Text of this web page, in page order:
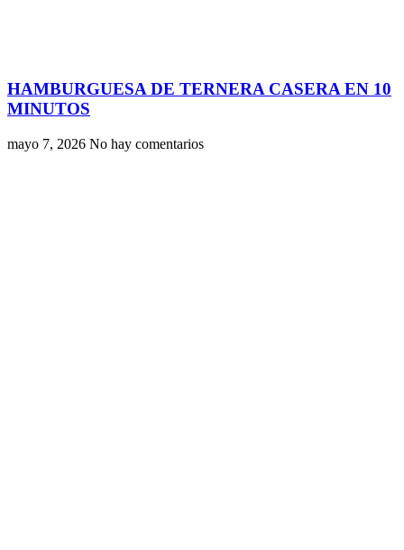
HAMBURGUESA DE TERNERA CASERA EN 10
MINUTOS
mayo 7, 2026 No hay comentarios